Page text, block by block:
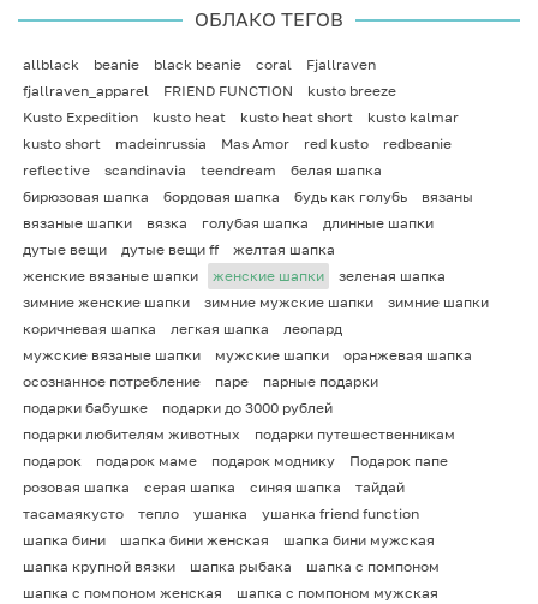
ОБЛАКО ТЕГОВ
allblack beanie black beanie coral
Fjallraven
fjallraven_apparel
FRIEND FUNCTION
kusto breeze
Kusto Expedition
kusto heat kusto heat short
kusto kalmar
kusto short
madeinrussia Mas Amor red kusto
redbeanie
reflective
scandinavia teendream
белая шапка
бирюзовая шапка
бордовая шапка будь как голубь
вязаны
вязаные шапки
вязка голубая шапка
длинные шапки
дутые вещи
дутые вещи ff
желтая шапка
женские вязаные шапки
женские шапки
зеленая шапка
зимние женские шапки
зимние мужские шапки
зимние шапки
коричневая шапка
легкая шапка
леопард
мужские вязаные шапки
мужские шапки
оранжевая шапка
осознанное потребление
паре
парные подарки
подарки бабушке
подарки до 3000 рублей
подарки любителям животных
подарки путешественникам
подарок
подарок маме подарок моднику
Подарок папе
розовая шапка
серая шапка синяя шапка
тайдай
тасамаякусто
тепло ушанка
ушанка friend function
шапка бини
шапка бини женская
шапка бини мужская
шапка крупной вязки
шапка рыбака
шапка с помпоном
шапка с помпоном женская
шапка с помпоном мужская